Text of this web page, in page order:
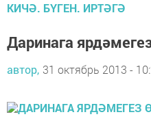
КИЧӘ. БҮГЕН. ИРТӘГӘ
Даринага
автор, 31 октябрь 2013 -